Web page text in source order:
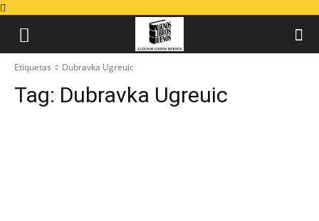
Etiquetas Dubravka Ugreuic
Tag: Dubravka Ugreuic